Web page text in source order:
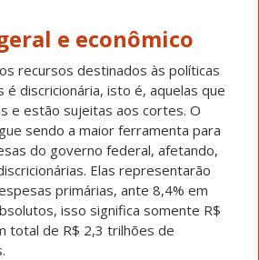
e econômico
recursos destinados às políticas
é discricionária, isto é, aquelas que
e estão sujeitas aos cortes. O
sendo a maior ferramenta para
do governo federal, afetando,
Elas representarão
primárias, ante 8,4% em
isso significa somente R$
total de R$ 2,3 trilhões de